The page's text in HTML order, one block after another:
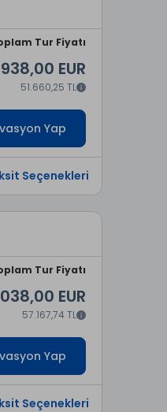
Tur Fiyatı
938,00 EUR
51.660,25 TL
Yap
Seçenekleri
Tur Fiyatı
EUR
57.167,74 TL
Yap
Seçenekleri